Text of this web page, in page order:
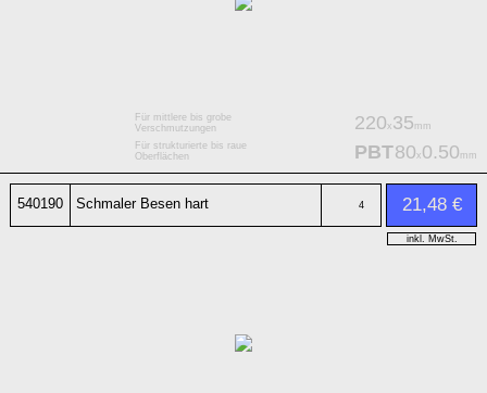
Für mittlere bis grobe
Verschmutzungen
Für strukturierte bis raue
Oberflächen
220x 35 mm
PBT80x 0.50 mm
540190 Schmaler Besen hart 4 21,48 €
inkl. MwSt.